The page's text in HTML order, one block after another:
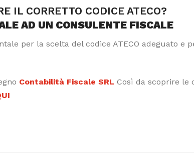
IL CORRETTO CODICE ATECO?
AD UN CONSULENTE FISCALE
per la scelta del codice ATECO adeguato e
Contabilità Fiscale SRL Così da scoprire le